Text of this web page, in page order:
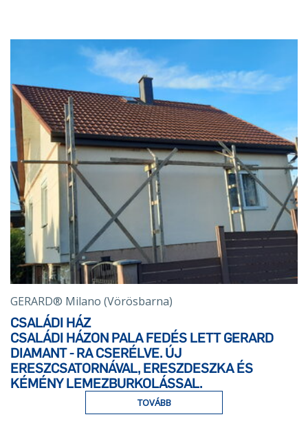
GERARD® Milano (Vörösbarna)
CSALÁDI HÁZ
CSALÁDI HÁZON PALA FEDÉS LETT GERARD
DIAMANT - RA CSERÉLVE. ÚJ
ERESZCSATORNÁVAL, ERESZDESZKA ÉS
KÉMÉNY LEMEZBURKOLÁSSAL.
TOVÁBB